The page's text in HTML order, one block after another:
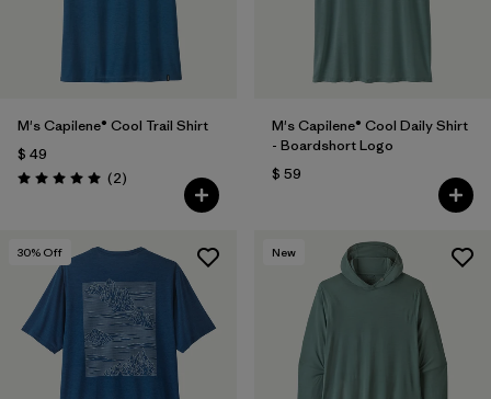
M's Capilene® Cool Trail Shirt
$ 49
Valoración: 5.0 / 5
(2Comentarios
)
M's Capilene® Cool Daily Shirt
- Boardshort Logo
$ 59
30% Off New